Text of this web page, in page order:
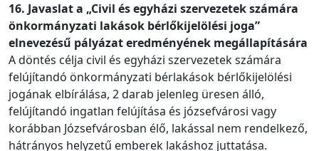
16. Javaslat a „Civil és egyházi szervezetek számára
önkormányzati lakások bérlőkijelölési joga”
elnevezésű pályázat eredményének megállapítására
A döntés célja civil és egyházi szervezetek számára
felújítandó önkormányzati bérlakások bérlőkijelölési
jogának elbírálása, 2 darab jelenleg üresen álló,
felújítandó ingatlan felújítása és józsefvárosi vagy
korábban Józsefvárosban élő, lakással nem rendelkező,
hátrányos helyzetű emberek lakáshoz juttatása.